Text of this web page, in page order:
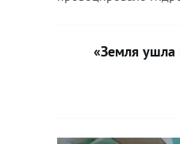
«Земля ушла